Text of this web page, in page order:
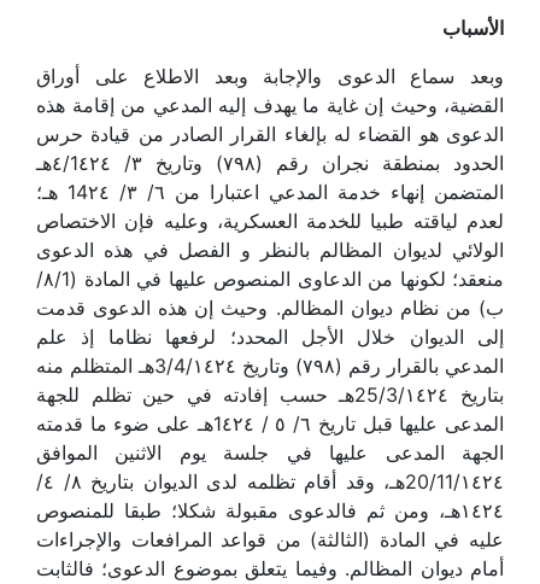
الأسباب
وبعد سماع الدعوى والإجابة وبعد الاطلاع على أوراق
القضية، وحيث إن غاية ما يهدف إليه المدعي من إقامة هذه
الدعوى هو القضاء له بإلغاء القرار الصادر من قيادة حرس
الحدود بمنطقة نجران رقم (٧٩٨) وتاريخ ٣/ ٤/1٤٢٤هـ
المتضمن إنهاء خدمة المدعي اعتبارا من ٦/ ٣/ 14٢٤ هـ؛
لعدم لياقته طبيا للخدمة العسكرية، وعليه فإن الاختصاص
الولائي لديوان المظالم بالنظر و الفصل في هذه الدعوى
منعقد؛ لكونها من الدعاوى المنصوص عليها في المادة (٨/1/
ب) من نظام ديوان المظالم. وحيث إن هذه الدعوى قدمت
إلى الديوان خلال الأجل المحدد؛ لرفعها نظاما إذ علم
المدعي بالقرار رقم (٧٩٨) وتاريخ 3/4/١٤٢٤هـ المتظلم منه
بتاريخ 25/3/١٤٢٤هـ حسب إفادته في حين تظلم للجهة
المدعى عليها قبل تاريخ ٦/ ٥ / 1٤٢٤هـ على ضوء ما قدمته
الجهة المدعى عليها في جلسة يوم الاثنين الموافق
20/11/١٤٢٤هـ، وقد أقام تظلمه لدى الديوان بتاريخ ٨/ ٤/
١٤٢٤هـ، ومن ثم فالدعوى مقبولة شكلا؛ طبقا للمنصوص
عليه في المادة (الثالثة) من قواعد المرافعات والإجراءات
أمام ديوان المظالم. وفيما يتعلق بموضوع الدعوى؛ فالثابت